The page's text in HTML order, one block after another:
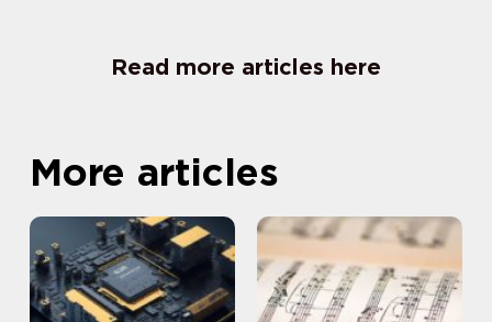
Read more articles here
More articles